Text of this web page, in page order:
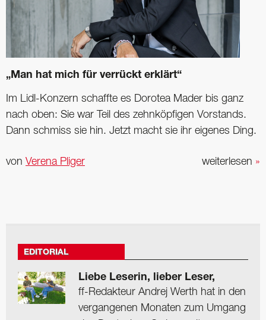
„Man hat mich für verrückt erklärt“
Im Lidl-Konzern schaffte es Dorotea Mader bis ganz
nach oben: Sie war Teil des zehnköpfigen Vorstands.
Dann schmiss sie hin. Jetzt macht sie ihr eigenes Ding.
weiterlesen »
von Verena Pliger
EDITORIAL
Liebe Leserin, lieber Leser,
ff-Redakteur Andrej Werth hat in den
vergangenen Monaten zum Umgang